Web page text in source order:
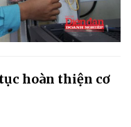
hoàn thiện cơ